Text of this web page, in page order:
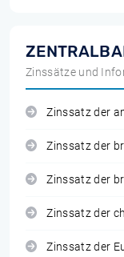
Zinssätze und
Zinssatz der
Zinssatz der
Zinssatz der
Zinssatz der
Zinssatz der